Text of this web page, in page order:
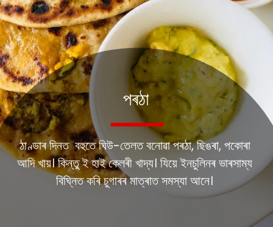
ঠাণ্ডাৰ দিনত বহুতে ঘিউ-তেলত বনোৱা পৰঠা, ছিঙৰা, পকোৰা
আদি খায়। কিন্তু ই হাই কেলৰী খাদ্য। যিয়ে ইনচুলিনৰ ভাৰসাম্য
বিঘ্নিত কৰি চুগাৰৰ মাত্ৰাত সমস্যা আনে।
পৰঠা